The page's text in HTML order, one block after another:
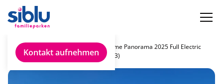
Kontakt aufnehmen
finden
Rapidhome Panorama 2025 Full Electric
(MM-VI03)